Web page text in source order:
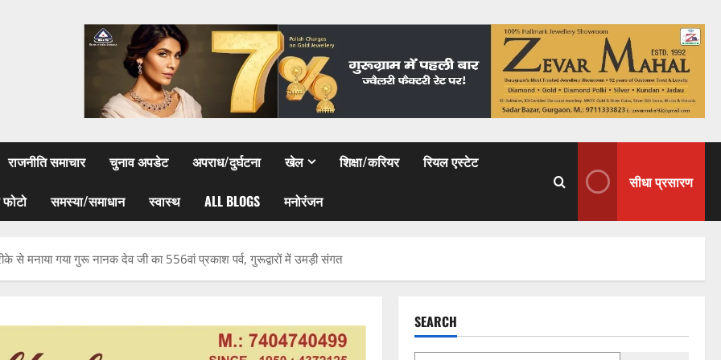
राजनीति समाचार चुनाव अपडेट अपराध/दुर्घटना खेल शिक्षा/करियर रियल एस्टेट
समस्या/समाधान स्वास्थ ALL BLOGS मनोरंजन
सीधा प्रसारण
से मनाया गया गुरू नानक देव जी का 556वां प्रकाश पर्व, गुरूद्वारों में उमड़ी संगत
SEARCH